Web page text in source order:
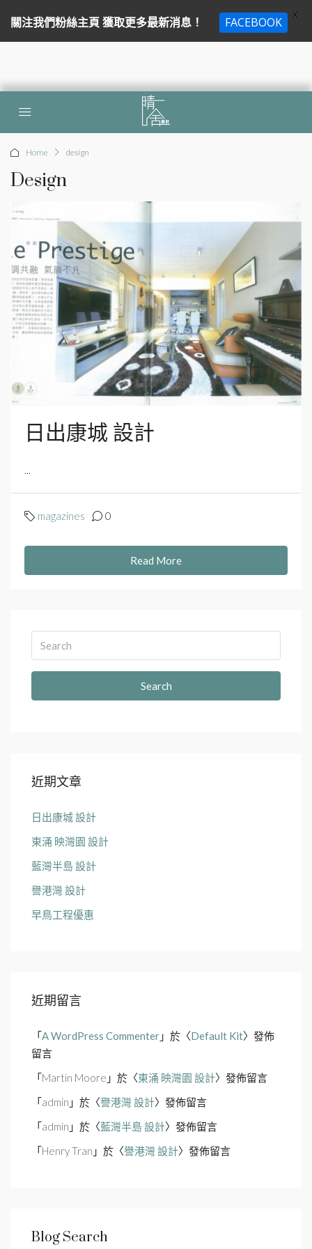
Home design
Design
日出康城 設計
...
magazines 0
Read More
Search
近期文章
日出康城 設計
東涌 映灣園 設計
藍灣半島 設計
譽港灣 設計
早鳥工程優惠
近期留言
「A WordPress Commenter 」於〈Default Kit〉發佈
留言
「Martin Moore 」於〈東涌 映灣園 設計〉發佈留言
「admin 」於〈譽港灣 設計〉發佈留言
「admin 」於〈藍灣半島 設計〉發佈留言
「Henry Tran 」於〈譽港灣 設計〉發佈留言
Blog Search
關注我們粉絲主頁 獲取更多最新消息！ FACEBOOK
X